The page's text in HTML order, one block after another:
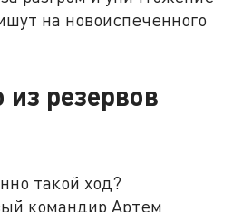
на новоиспеченного
из резервов
такой ход?
командир Артем